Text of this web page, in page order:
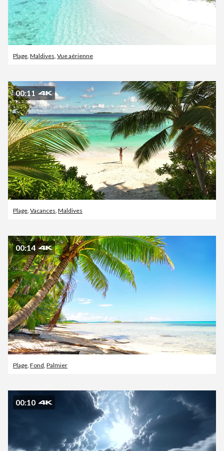
Plage Maldives Vue aérienne
00:11
Plage Vacances Maldives
00:14
Plage Fond Palmier
00:10